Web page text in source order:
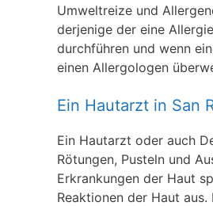
Umweltreize und
derjenige der eine
durchführen und wenn
einen Allergologen
Ein Hautarzt in San
Ein Hautarzt oder auch
Rötungen, Pusteln und
Erkrankungen der Haut
Reaktionen der Haut